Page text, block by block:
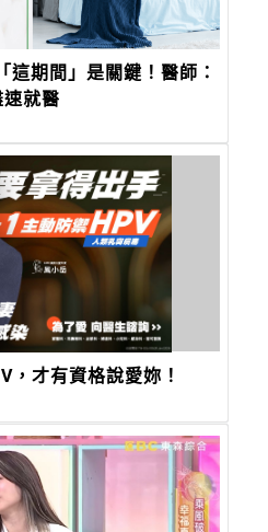
這期間」是關鍵！醫師：
就醫
，才有資格說愛妳！